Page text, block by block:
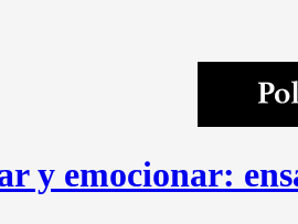
y emocionar: